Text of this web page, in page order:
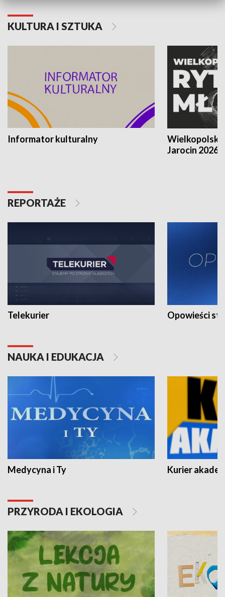
KULTURA I SZTUKA
Informator kulturalny
Jarocin 2026
REPORTAŻE
Telekurier Opowieści
NAUKA I EDUKACJA
Medycyna i Ty Kurier
PRZYRODA I EKOLOGIA